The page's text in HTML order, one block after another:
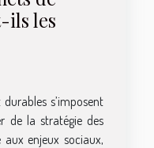
ils les
s’imposent
de la stratégie des
aux enjeux sociaux,